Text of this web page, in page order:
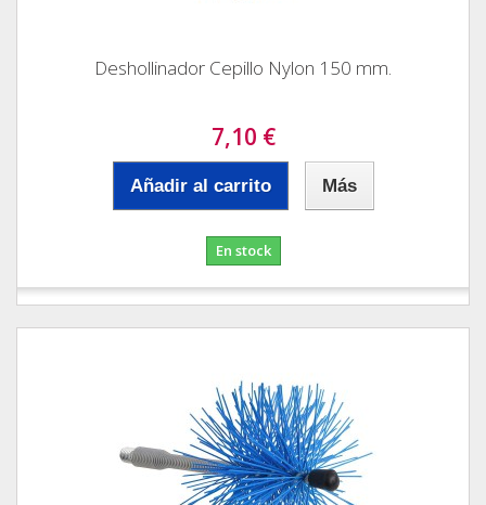
Deshollinador Cepillo Nylon 150 mm.
7,10 €
Añadir al carrito Más
En stock